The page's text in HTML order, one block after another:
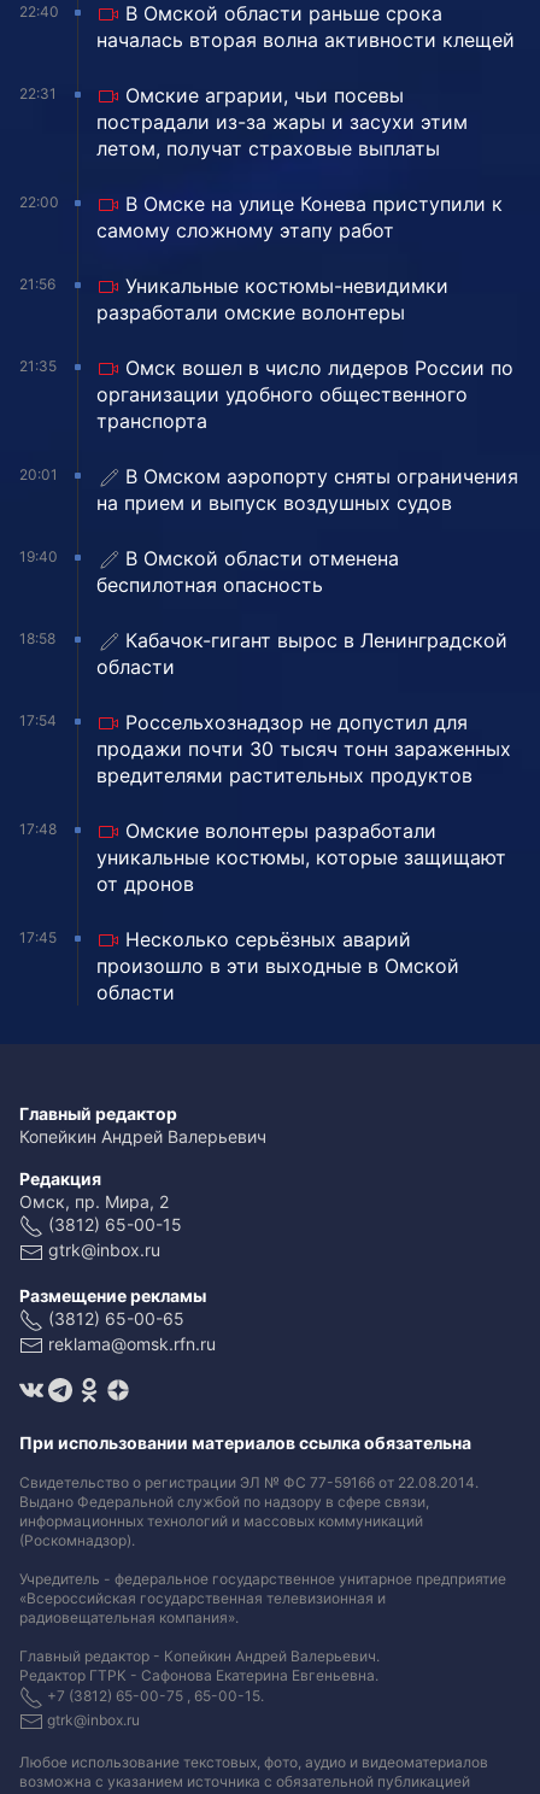
22:40
В Омской области раньше срока
началась вторая волна активности клещей
22:31
Омские аграрии, чьи посевы
пострадали из-за жары и засухи этим
летом, получат страховые выплаты
22:00
В Омске на улице Конева приступили к
самому сложному этапу работ
21:56
Уникальные костюмы-невидимки
разработали омские волонтеры
21:35
Омск вошел в число лидеров России по
организации удобного общественного
транспорта
20:01
В Омском аэропорту сняты ограничения
на прием и выпуск воздушных судов
19:40
В Омской области отменена
беспилотная опасность
18:58
Кабачок-гигант вырос в Ленинградской
области
17:54
Россельхознадзор не допустил для
продажи почти 30 тысяч тонн зараженных
вредителями растительных продуктов
17:48
Омские волонтеры разработали
уникальные костюмы, которые защищают
от дронов
17:45
Несколько серьёзных аварий
произошло в эти выходные в Омской
области
Главный редактор
Копейкин Андрей Валерьевич
Редакция
Омск, пр. Мира, 2
(3812) 65-00-15
gtrk@inbox.ru
Размещение рекламы
(3812) 65-00-65
reklama@omsk.rfn.ru
При использовании материалов ссылка обязательна
Свидетельство о регистрации ЭЛ № ФС 77-59166 от 22.08.2014.
Выдано Федеральной службой по надзору в сфере связи,
информационных технологий и массовых коммуникаций
(Роскомнадзор).
Учредитель - федеральное государственное унитарное предприятие
«Всероссийская государственная телевизионная и
радиовещательная компания».
Главный редактор - Копейкин Андрей Валерьевич.
Редактор ГТРК - Сафонова Екатерина Евгеньевна.
+7 (3812) 65-00-75 , 65-00-15.
gtrk@inbox.ru
Любое использование текстовых, фото, аудио и видеоматериалов
возможна с указанием источника с обязательной публикацией